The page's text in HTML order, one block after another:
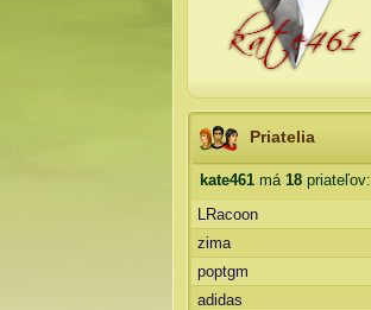
Priatelia
kate461 má 18 priateľov:
LRacoon
zima
poptgm
adidas